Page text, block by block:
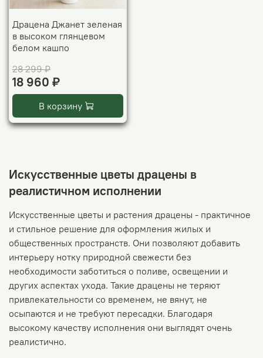
Драцена Джанет зеленая
в высоком глянцевом
белом кашпо
28 299 ₽
18 960 ₽
В корзину
Искусственные цветы драцены в
реалистичном исполнении
Искусственные цветы и растения драцены - практичное
и стильное решение для оформления жилых и
общественных пространств. Они позволяют добавить
интерьеру нотку природной свежести без
необходимости заботиться о поливе, освещении и
других аспектах ухода. Такие драцены не теряют
привлекательности со временем, не вянут, не
осыпаются и не требуют пересадки. Благодаря
высокому качеству исполнения они выглядят очень
реалистично.